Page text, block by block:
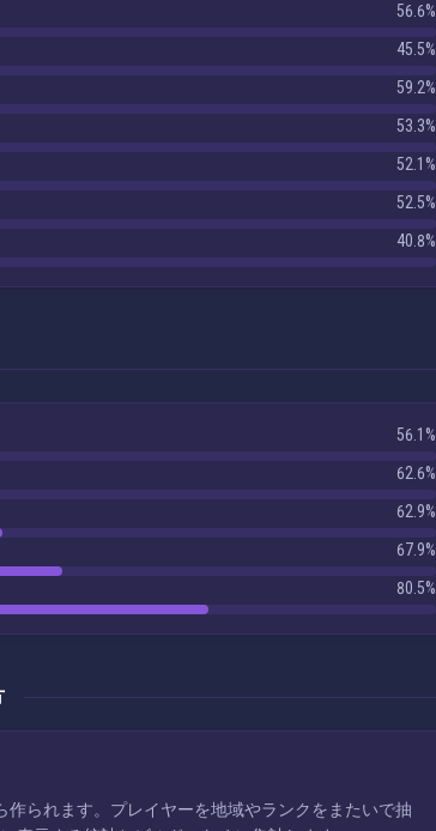
56.6%
45.5%
59.2%
53.3%
52.1%
52.5%
40.8%
56.1%
62.6%
62.9%
67.9%
80.5%
作られます。プレイヤーを地域やランクをまたいで抽